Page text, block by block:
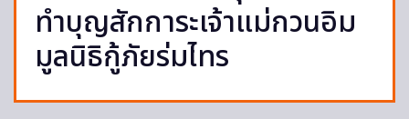
ทำบุญสักการะเจ้าแม่กวนอิม
มูลนิธิกู้ภัยร่มไทร